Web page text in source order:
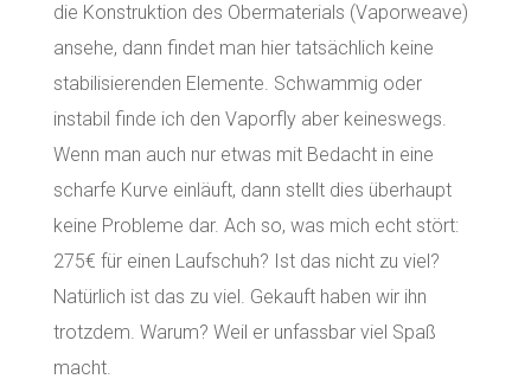
die Konstruktion des Obermaterials (Vaporweave)
ansehe, dann findet man hier tatsächlich keine
stabilisierenden Elemente. Schwammig oder
instabil finde ich den Vaporfly aber keineswegs.
Wenn man auch nur etwas mit Bedacht in eine
scharfe Kurve einläuft, dann stellt dies überhaupt
keine Probleme dar. Ach so, was mich echt stört:
275€ für einen Laufschuh? Ist das nicht zu viel?
Natürlich ist das zu viel. Gekauft haben wir ihn
trotzdem. Warum? Weil er unfassbar viel Spaß
macht.